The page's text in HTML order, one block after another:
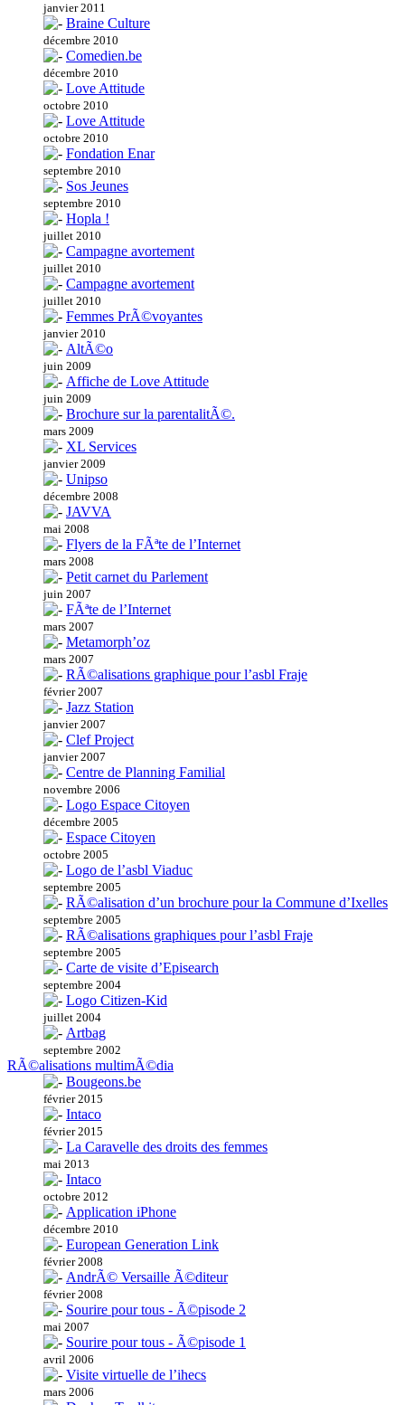
janvier 2011
Braine Culture
décembre 2010
Comedien.be
décembre 2010
Love Attitude
octobre 2010
Love Attitude
octobre 2010
Fondation Enar
septembre 2010
Sos Jeunes
septembre 2010
Hopla !
juillet 2010
Campagne avortement
juillet 2010
Campagne avortement
juillet 2010
Femmes PrÃ©voyantes
janvier 2010
AltÃ©o
juin 2009
Affiche de Love Attitude
juin 2009
Brochure sur la parentalitÃ©.
mars 2009
XL Services
janvier 2009
Unipso
décembre 2008
JAVVA
mai 2008
Flyers de la FÃªte de l’Internet
mars 2008
Petit carnet du Parlement
juin 2007
FÃªte de l’Internet
mars 2007
Metamorph’oz
mars 2007
RÃ©alisations graphique pour l’asbl Fraje
février 2007
Jazz Station
janvier 2007
Clef Project
janvier 2007
Centre de Planning Familial
novembre 2006
Logo Espace Citoyen
décembre 2005
Espace Citoyen
octobre 2005
Logo de l’asbl Viaduc
septembre 2005
RÃ©alisation d’un brochure pour la Commune d’Ixelles
septembre 2005
RÃ©alisations graphiques pour l’asbl Fraje
septembre 2005
Carte de visite d’Episearch
septembre 2004
Logo Citizen-Kid
juillet 2004
Artbag
septembre 2002
RÃ©alisations multimÃ©dia
Bougeons.be
février 2015
Intaco
février 2015
La Caravelle des droits des femmes
mai 2013
Intaco
octobre 2012
Application iPhone
décembre 2010
European Generation Link
février 2008
AndrÃ© Versaille Ã©diteur
février 2008
Sourire pour tous - Ã©pisode 2
mai 2007
Sourire pour tous - Ã©pisode 1
avril 2006
Visite virtuelle de l’ihecs
mars 2006